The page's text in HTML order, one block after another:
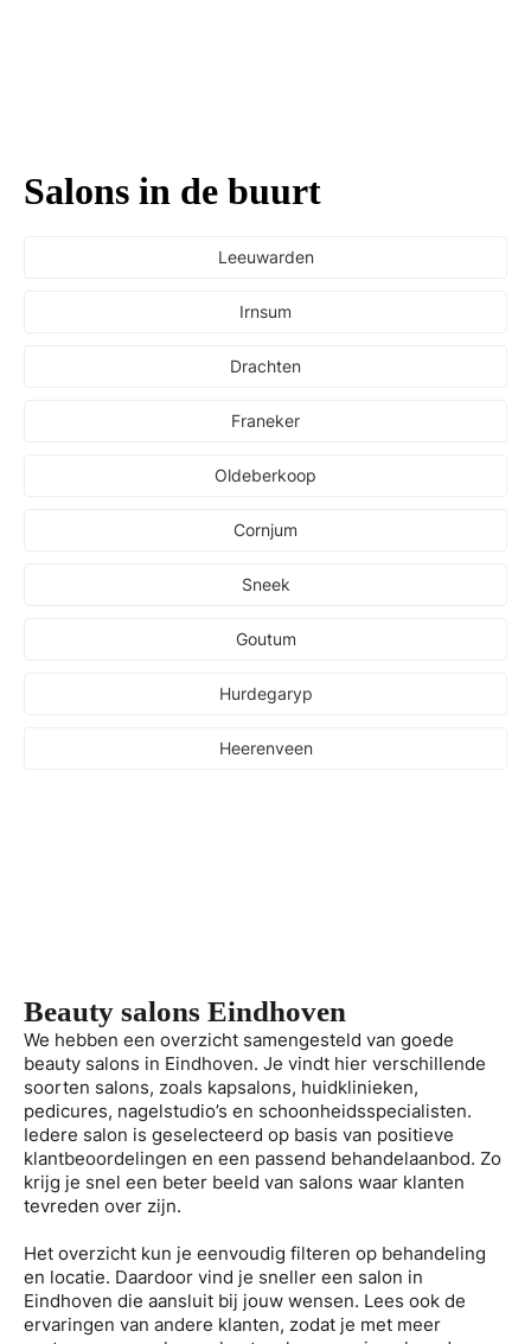
Salons in de buurt
Leeuwarden
Irnsum
Drachten
Franeker
Oldeberkoop
Cornjum
Sneek
Goutum
Hurdegaryp
Heerenveen
Beauty salons Eindhoven
We hebben een overzicht samengesteld van goede
beauty salons in Eindhoven. Je vindt hier verschillende
soorten salons, zoals kapsalons, huidklinieken,
pedicures, nagelstudio’s en schoonheidsspecialisten.
Iedere salon is geselecteerd op basis van positieve
klantbeoordelingen en een passend behandelaanbod. Zo
krijg je snel een beter beeld van salons waar klanten
tevreden over zijn.
Het overzicht kun je eenvoudig filteren op behandeling
en locatie. Daardoor vind je sneller een salon in
Eindhoven die aansluit bij jouw wensen. Lees ook de
ervaringen van andere klanten, zodat je met meer